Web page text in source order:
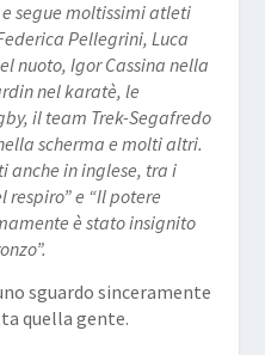
segue moltissimi atleti
Pellegrini, Luca
nuoto, Igor Cassina nella
nel karatè, le
il team Trek-Segafredo
scherma e molti altri.
anche in inglese, tra i
e “Il potere
è stato insignito
sguardo sinceramente
quella gente.